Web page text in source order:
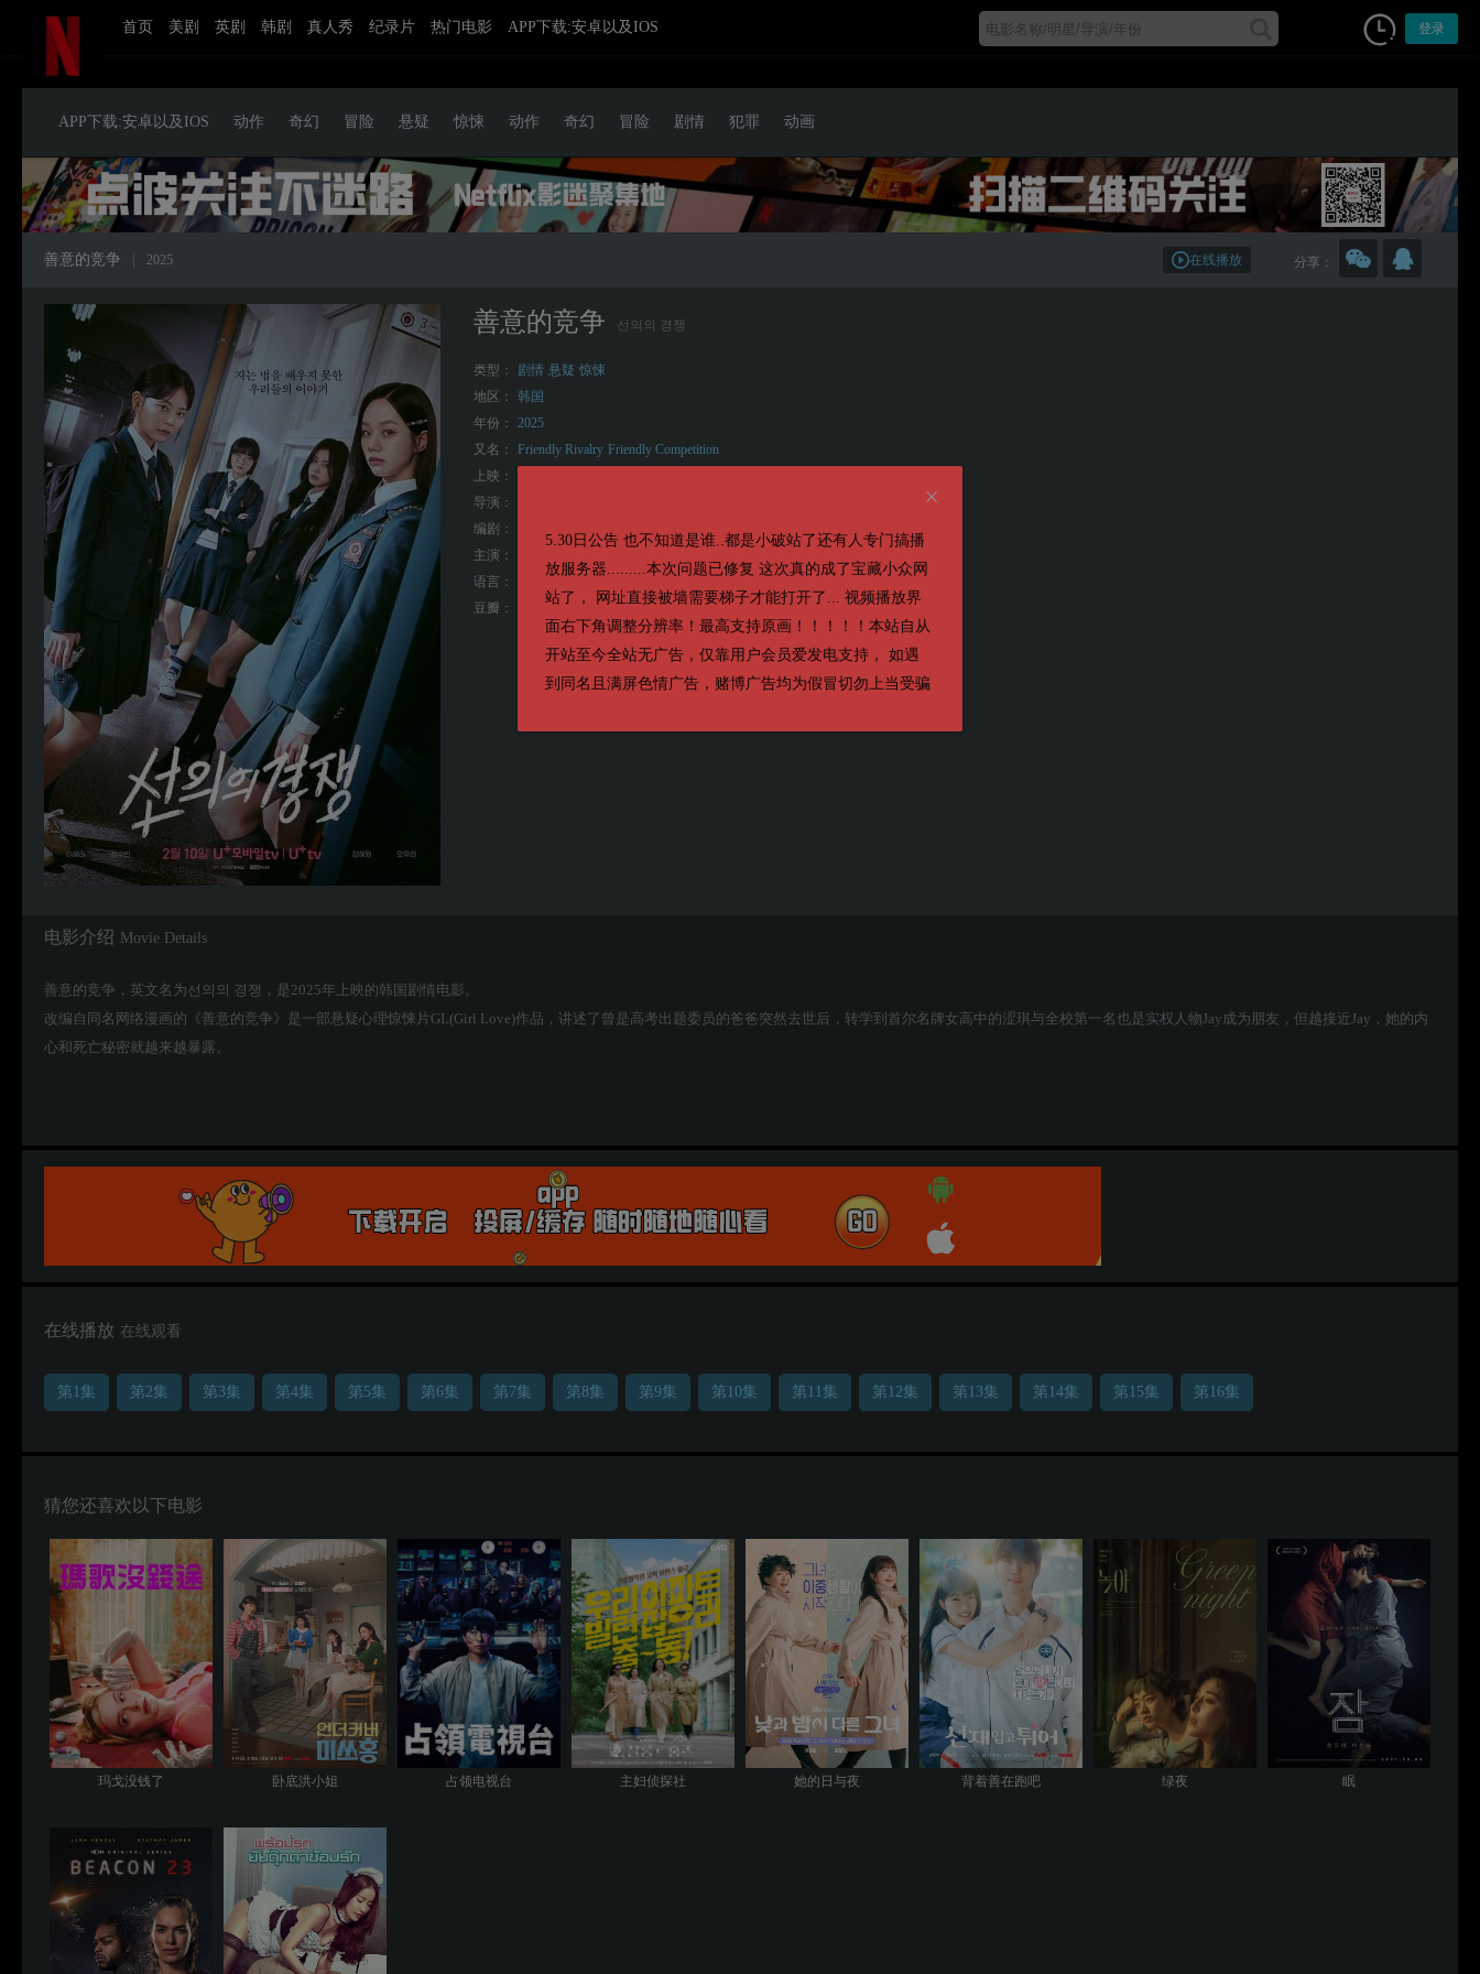
首页 美剧 英剧 韩剧 真人秀 纪录片 热门电影 APP下载:安卓以及IOS 登录
5.30日公告 也不知道是谁..都是小破站了还有人专门搞播
放服务器.........本次问题已修复 这次真的成了宝藏小众网
站了， 网址直接被墙需要梯子才能打开了... 视频播放界
面右下角调整分辨率！最高支持原画！！！！！本站自从
开站至今全站无广告，仅靠用户会员爱发电支持， 如遇
到同名且满屏色情广告，赌博广告均为假冒切勿上当受骗
APP下载:安卓以及IOS 动作 奇幻 冒险 悬疑 惊悚 动作 奇幻 冒险 剧情 犯罪 动画
善意的竞争 2025 分享：
在线播放
善意的竞争 선의의 경쟁
类型： 剧情 悬疑 惊悚
地区：
韩国
年份：
2025
又名：
Friendly Rivalry Friendly Competition
上映：
导演：
编剧：
主演：
语言：
豆瓣：
电影介绍 Movie Details
善意的竞争，英文名为선의의 경쟁，是2025年上映的韩国剧情电影。
改编自同名网络漫画的《善意的竞争》是一部悬疑心理惊悚片GL(Girl Love)作品，讲述了曾是高考出题委员的爸爸突然去世后，转学到首尔名牌女高中的涩琪与全校第一名也是实权人物Jay成为朋友，但越接近Jay，她的内
心和死亡秘密就越来越暴露。
在线播放 在线观看
第1集 第2集 第3集 第4集 第5集 第6集 第7集 第8集 第9集 第10集 第11集 第12集 第13集 第14集 第15集 第16集
猜您还喜欢以下电影
玛戈没钱了 卧底洪小姐 占领电视台 主妇侦探社 她的日与夜 背着善在跑吧 绿夜 眠